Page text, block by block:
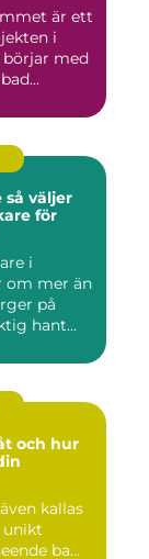
är ett
i
med
för
i
om mer än
på
hant...
och hur
kallas
unikt
ba...